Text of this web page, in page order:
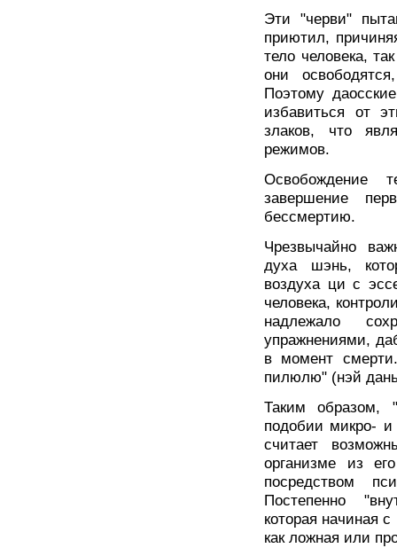
Эти "черви"
приютил,
тело человека,
они
Поэтому
избавиться от
злаков, что
режимов.
Освобождение
завершение
бессмертию.
Чрезвычайно
духа шэнь,
воздуха ци с
человека,
надлежало
упражнениями,
в момент
пилюлю" (нэй
Таким образом,
подобии микро- и
считает
организме из
посредством
Постепенно
которая начиная
как ложная или